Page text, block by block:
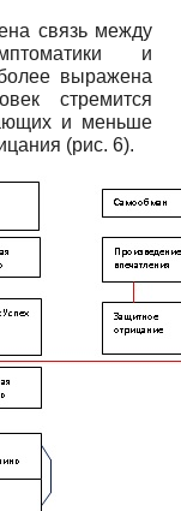
связь между
и
выражена
стремится
и меньше
(рис. 6).